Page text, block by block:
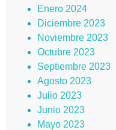
Enero 2024
Diciembre 2023
Noviembre 2023
Octubre 2023
Septiembre 2023
Agosto 2023
Julio 2023
Junio 2023
Mayo 2023